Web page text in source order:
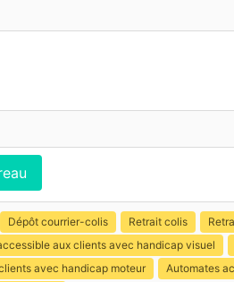
Dépôt courrier-colis Retrait colis
aux clients avec handicap visuel
avec handicap moteur
Automates